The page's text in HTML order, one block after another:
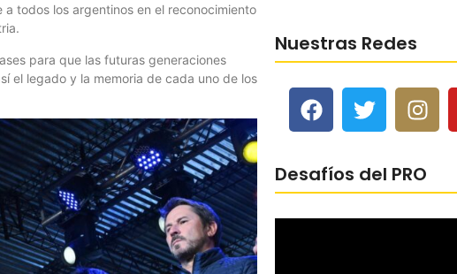
todos los argentinos en el reconocimiento
para que las futuras generaciones
el legado y la memoria de cada uno de los
Nuestras Redes
Desafíos del PRO